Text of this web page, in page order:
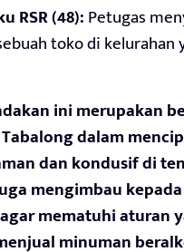
RSR (48):Petugas
toko di kelurahan
ini merupakan
dalam
dan kondusif di
mengimbau
mematuhi aturan
minuman